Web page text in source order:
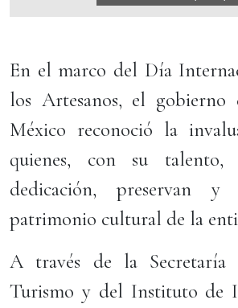
En el marco del Día
los Artesanos, el gobierno
México reconoció la
quienes, con su talento,
dedicación, preservan y
patrimonio cultural de la
A través de la
Turismo y del Instituto de